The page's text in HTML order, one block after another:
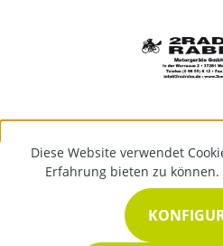
Diese Website verwendet
Erfahrung bieten zu können.